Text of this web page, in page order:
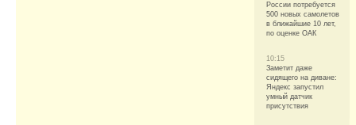
России потребуется
500 новых самолетов
в ближайшие 10 лет,
по оценке ОАК
10:15
Заметит даже
сидящего на диване:
Яндекс запустил
умный датчик
присутствия